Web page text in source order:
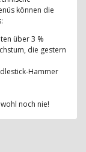
können die
über 3 %
die gestern
Hammer
noch nie!